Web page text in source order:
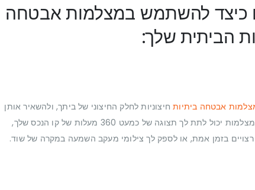
כיצד להשתמש במצלמות אבטחה
הביתית שלך:
אבטחה ביתיותחיצוניות לחלק החיצוני של ביתך, ולהשאיר אותן
מכוונות אל היקף הנכס שלך. שילוב של מספר מצלמות יכול לתת לך תצוגה של כמעט 360 מעלות של קו הנכס שלך,
רצויים בזמן אמת, או לספק לך צילומי מעקב השמעה במקרה של שוד.